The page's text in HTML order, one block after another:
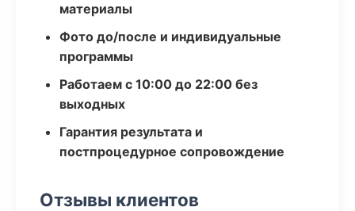
материалы
Фото до/после и индивидуальные
программы
Работаем с 10:00 до 22:00 без
выходных
Гарантия результата и
постпроцедурное сопровождение
Отзывы клиентов